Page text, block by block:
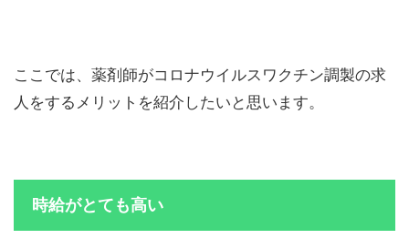
ここでは、薬剤師がコロナウイルスワクチン調製の求
人をするメリットを紹介したいと思います。
時給がとても高い